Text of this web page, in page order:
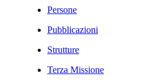
Persone
Pubblicazioni
Strutture
Terza Missione